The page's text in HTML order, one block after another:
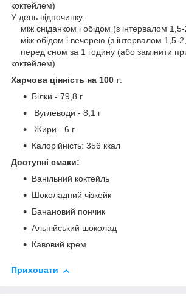
коктейлем)
У день відпочинку:
між сніданком і обідом (з інтервалом
між обідом і вечерею (з інтервалом 1,5-
перед сном за 1 годину (або замінити
коктейлем)
Харчова цінність на 100 г:
Білки - 79,8 г
Вуглеводи - 8,1 г
Жири - 6 г
Калорійність: 356 ккал
Доступні смаки:
Ванільний коктейль
Шоколадний чізкейк
Банановий пончик
Альпійський шоколад
Кавовий крем
Приховати